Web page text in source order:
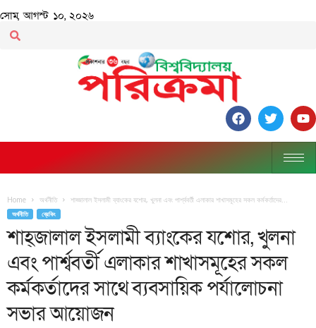
সোম, আগস্ট ১০, ২০২৬
Home অর্থনীতি শাহ্জালাল ইসলামী ব্যাংকের যশোর, খুলনা এবং পার্শ্ববর্তী এলাকার শাখাসমূহের সকল কর্মকর্তাদের...
অর্থনীতি ব্রেকিং
শাহ্জালাল ইসলামী ব্যাংকের যশোর, খুলনা
এবং পার্শ্ববর্তী এলাকার শাখাসমূহের সকল
কর্মকর্তাদের সাথে ব্যবসায়িক পর্যালোচনা
সভার আয়োজন